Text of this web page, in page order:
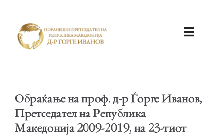
Обраќање на проф. д-р Ѓорге Иванов,
Претседател на Република
Македонија 2009-2019, на 23-тиот